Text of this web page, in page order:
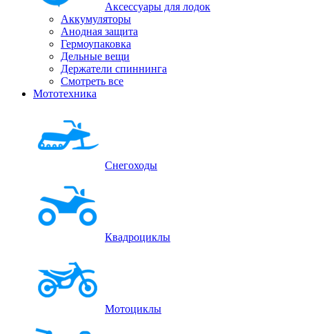
Аксессуары для лодок
Аккумуляторы
Анодная защита
Гермоупаковка
Дельные вещи
Держатели спиннинга
Смотреть все
Мототехника
Снегоходы
Квадроциклы
Мотоциклы